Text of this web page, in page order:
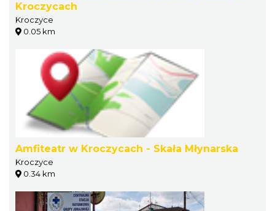
Kroczycach
Kroczyce
0.05 km
Amfiteatr w Kroczycach - Skała Młynarska
Kroczyce
0.34 km